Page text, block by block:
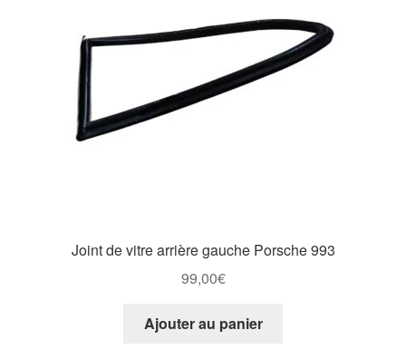
Joint de vitre arrière gauche Porsche 993
99,00€
Ajouter au panier